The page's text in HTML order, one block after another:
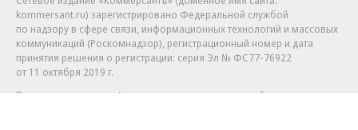
kommersant.ru) зарегистрировано Федеральной службой
по надзору в сфере связи, информационных технологий и массовых
коммуникаций (Роскомнадзор), регистрационный номер и дата
принятия решения о регистрации: серия Эл № ФС77-76922
от 11 октября 2019 г.
Партнерские проекты/материалы, новости компаний, материалы